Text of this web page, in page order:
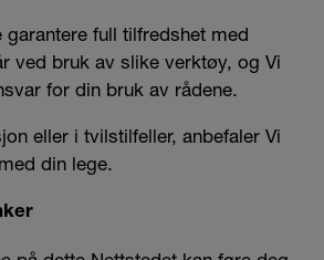
full tilfredshet med
ved bruk av slike verktøy, og Vi
for din bruk av rådene.
eller i tvilstilfeller, anbefaler Vi
din lege.